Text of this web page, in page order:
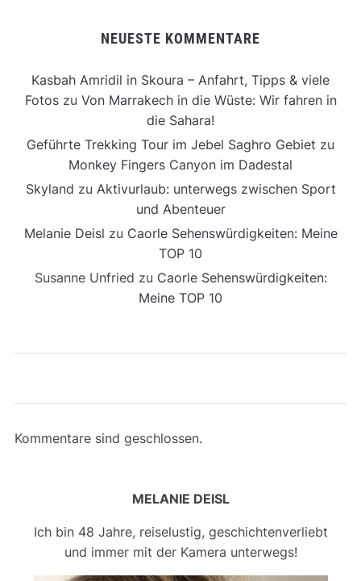
NEUESTE KOMMENTARE
Kasbah Amridil in Skoura – Anfahrt, Tipps & viele
Fotoszu Von Marrakech in die Wüste: Wir fahren in
die Sahara!
Geführte Trekking Tour im Jebel Saghro Gebiet zu
Monkey Fingers Canyon im Dadestal
Skyland zu Aktivurlaub: unterwegs zwischen Sport
und Abenteuer
Melanie Deisl zu Caorle Sehenswürdigkeiten: Meine
TOP 10
Susanne Unfried zu Caorle Sehenswürdigkeiten:
Meine TOP 10
Kommentare sind geschlossen.
MELANIE DEISL
Ich bin 48 Jahre, reiselustig, geschichtenverliebt
und immer mit der Kamera unterwegs!